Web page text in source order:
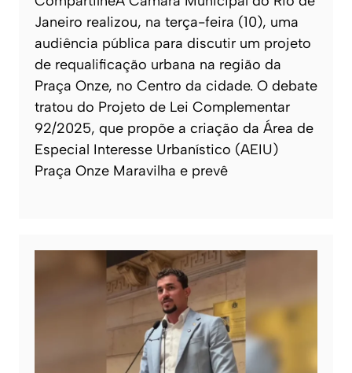
Janeiro realizou, na terça-feira (10), uma
audiência pública para discutir um projeto
de requalificação urbana na região da
Praça Onze, no Centro da cidade. O debate
tratou do Projeto de Lei Complementar
92/2025, que propõe a criação da Área de
Especial Interesse Urbanístico (AEIU)
Praça Onze Maravilha e prevê